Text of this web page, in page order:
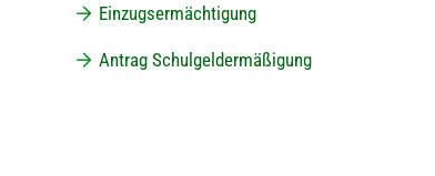
Einzugsermächtigung
Antrag Schulgeldermäßigung